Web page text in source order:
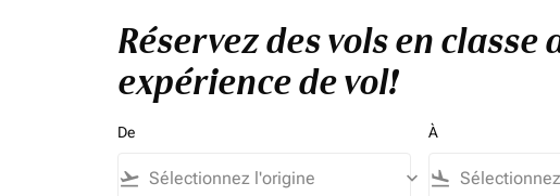
Réservez des vols en
expérience de vol!
De
flight_takeoff keyboard_arrow_down
À
flight_land